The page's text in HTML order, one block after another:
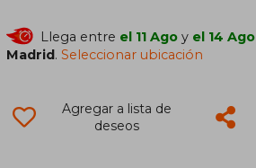
Llega entre el 11 Ago y el 14 Ago
Madrid.Seleccionar ubicación
Agregar a lista de
deseos